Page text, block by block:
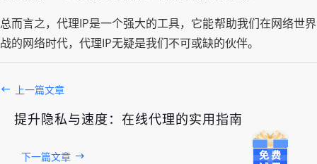
总而言之，代理IP是一个强大的工具，它能帮助我们在网络世
战的网络时代，代理IP无疑是我们不可或缺的伙伴。
上一篇文章
提升隐私与速度：在线代理的实用指南
下一篇文章